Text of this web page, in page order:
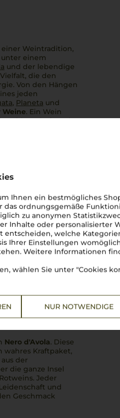
Ihnen ein bestmögliches
das ordnungsgemäße
zu anonymen
Inhalte oder personalisierter
entscheiden, welche
Ihrer Einstellungen
Weitere Informationen
wählen Sie unter "Cookies
NUR NOTWENDIGE
Weintradition,
einem
und der lebendige
die den
Von den Hängen
jeden
, Planeta und
Weine. Ein Wein
Leidenschaft und
Nero d'Avola. Diese
wahres Kraftpaket,
der
die ganze Insel
Jeder
und
Geschmack